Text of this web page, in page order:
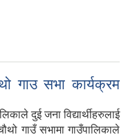
गाउ सभा कार्यक्रम
दुई जना विद्यार्थीहरुलाई
गाउँ सभामा गाउँपालिकाले